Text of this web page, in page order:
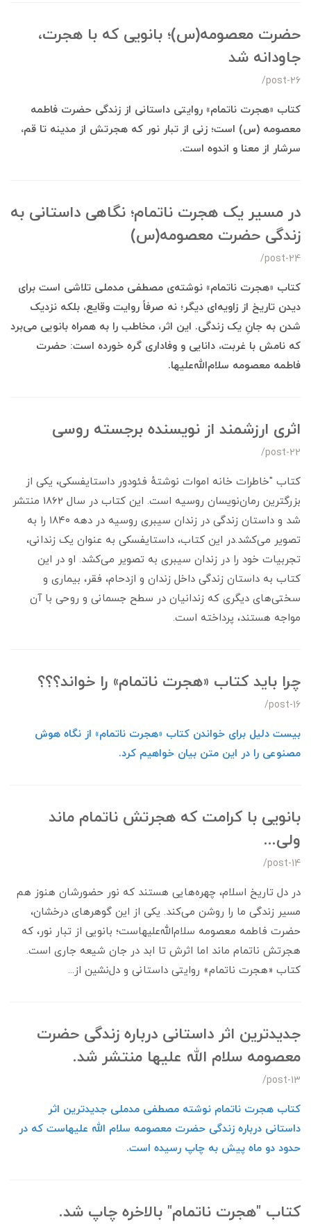
حضرت معصومه(س)؛ بانویی که با هجرت،
جاودانه شد
/post-26
کتاب «هجرت ناتمام» روایتی داستانی از زندگی حضرت فاطمه
معصومه (س) است؛ زنی از تبار نور که هجرتش از مدینه تا قم،
سرشار از معنا و اندوه است.
در مسیر یک هجرت ناتمام؛ نگاهی داستانی به
زندگی حضرت معصومه(س)
/post-24
کتاب «هجرت ناتمام» نوشته‌ی مصطفی مدملی تلاشی است برای
دیدن تاریخ از زاویه‌ای دیگر؛ نه صرفاً روایت وقایع، بلکه نزدیک
شدن به جانِ یک زندگی. این اثر، مخاطب را به همراه بانویی می‌برد
که نامش با غربت، دانایی و وفاداری گره خورده است: حضرت
فاطمه معصومه سلام‌الله‌علیها.
اثری ارزشمند از نویسنده برجسته‌ روسی
/post-22
کتاب "خاطرات خانه اموات نوشتهٔ فئودور داستایفسکی، یکی از
بزرگترین رمان‌نویسان روسیه است. این کتاب در سال 1862 منتشر
شد و داستان زندگی در زندان سیبری روسیه در دهه ۱۸۴۰ را به
تصویر می‌کشد.در این کتاب، داستایفسکی به عنوان یک زندانی،
تجربیات خود را در زندان سیبری به تصویر می‌کشد. او در این
کتاب به داستان زندگی داخل زندان و ازدحام، فقر، بیماری و
سختی‌های دیگری که زندانیان در سطح جسمانی و روحی با آن
مواجه هستند، پرداخته است.
چرا باید کتاب «هجرت ناتمام» را خواند؟؟؟
/post-16
بیست دلیل برای خواندن کتاب «هجرت ناتمام» از نگاه هوش
مصنوعی را در این متن بیان خواهیم کرد.
بانویی با کرامت که هجرتش ناتمام ماند
ولی...
/post-14
در دل تاریخ اسلام، چهره‌هایی هستند که نور حضورشان هنوز هم
مسیر زندگی ما را روشن می‌کند. یکی از این گوهرهای درخشان،
حضرت فاطمه معصومه سلام‌الله‌علیهاست؛ بانویی از تبار نور، که
هجرتش ناتمام ماند اما اثرش تا ابد در جان شیعه جاری است.
کتاب «هجرت ناتمام» روایتی داستانی و دل‌نشین از...
جدیدترین اثر داستانی درباره زندگی حضرت
معصومه سلام الله علیها منتشر شد.
/post-13
کتاب هجرت ناتمام نوشته مصطفی مدملی جدیدترین اثر
داستانی درباره زندگی حضرت معصومه سلام الله علیهاست که در
حدود دو ماه پیش به چاپ رسیده است.
کتاب "هجرت ناتمام" بالاخره چاپ شد.